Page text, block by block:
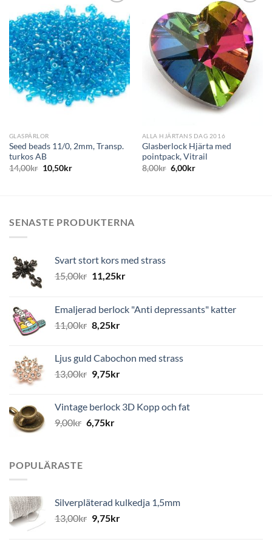
Lägg
till i
önskelistan
GLASPÄRLOR
Seed beads 11/0, 2mm, Transp.
turkos AB
14,00kr 10,50kr
Lägg
till i
önskelistan
ALLA HJÄRTANS DAG 2016
Glasberlock Hjärta med
pointpack, Vitrail
8,00kr 6,00kr
SENASTE PRODUKTERNA
Svart stort kors med strass
15,00kr 11,25kr
Emaljerad berlock "Anti depressants" katter
11,00kr 8,25kr
Ljus guld Cabochon med strass
13,00kr 9,75kr
Vintage berlock 3D Kopp och fat
9,00kr 6,75kr
POPULÄRASTE
Silverpläterad kulkedja 1,5mm
13,00kr 9,75kr